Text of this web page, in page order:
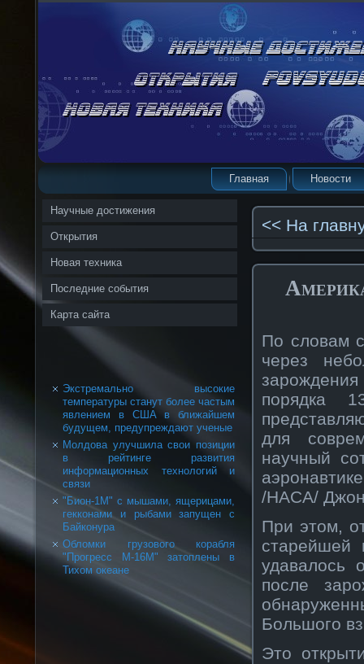
Главная Новости
Научные достижения
Открытия
Новая техника
Последние события
Карта сайта
Экстремально высокие
температуры станут более частым
явлением в США в ближайшем
будущем, предупреждают ученые
Молдова улучшила свои позиции
в рейтинге развития
информационных технологий и
связи
"Бион-1М" с мышами, ящерицами,
гекконами и рыбами запущен с
Байконура
Обломки грузового корабля
"Прогресс М-16М" затоплены в
Тихом океане
<< На
По словам
через
порядка
для
научный
/НАСА/
При этом,
старейшей
удавалось
после
Большого
Это